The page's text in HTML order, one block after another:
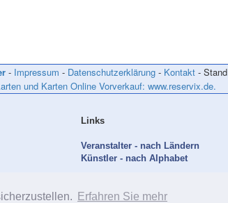
Erfahren Sie mehr
- Impressum - Datenschutzerklärung- Kontakt- Stand
und Karten Online Vorverkauf: www.reservix.de.
Links
Veranstalter - nach Ländern
Künstler - nach Alphabet